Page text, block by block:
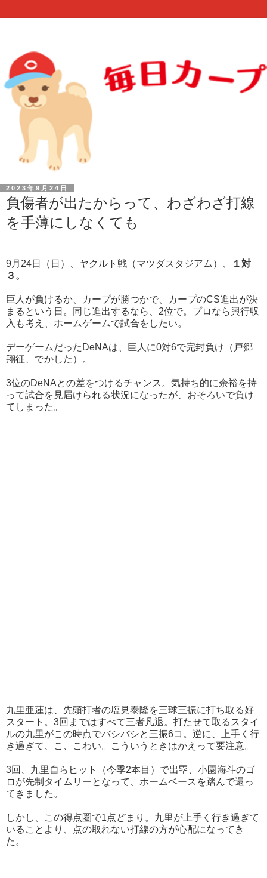
2023年9月24日
負傷者が出たからって、わざわざ打線
を手薄にしなくても
9月24日（日）、ヤクルト戦（マツダスタジアム）、
１対
３。
巨人が負けるか、カープが勝つかで、カープのCS進出が決
まるという日。同じ進出するなら、2位で。プロなら興行収
入も考え、ホームゲームで試合をしたい。
デーゲームだったDeNAは、巨人に0対6で完封負け（戸郷
翔征、でかした）。
3位のDeNAとの差をつけるチャンス。気持ち的に余裕を持
って試合を見届けられる状況になったが、おそろいで負け
てしまった。
九里亜蓮は、先頭打者の塩見泰隆を三球三振に打ち取る好
スタート。3回まではすべて三者凡退。打たせて取るスタイ
ルの九里がこの時点でバシバシと三振6コ。逆に、上手く行
き過ぎて、こ、こわい。こういうときはかえって要注意。
3回、九里自らヒット（今季2本目）で出塁、小園海斗のゴ
ロが先制タイムリーとなって、ホームベースを踏んで還っ
てきました。
しかし、この得点圏で1点どまり。九里が上手く行き過ぎて
いることより、点の取れない打線の方が心配になってき
た。